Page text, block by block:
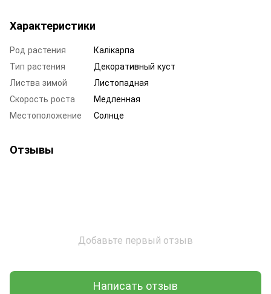
Характеристики
Род растения
Калікарпа
Тип растения
Декоративный куст
Листва зимой
Листопадная
Скорость роста
Медленная
Местоположение
Солнце
Отзывы
Добавьте первый отзыв
Написать отзыв